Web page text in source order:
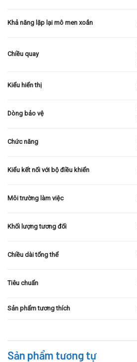
Khả năng lặp lại mô men xoắn
Chiều quay
Kiểu hiển thị
Dòng bảo vệ
Chức năng
Kiểu kết nối với bộ điều khiển
Môi trường làm việc
Khối lượng tương đối
Chiều dài tổng thể
Tiêu chuẩn
Sản phẩm tương thích
Sản phẩm tương tự